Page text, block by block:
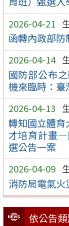
2026-04-21
函轉內政部
2026-04-14
國防部公布
機來臨時：臺
2026-04-13
轉知國立體
才培育計畫—
選公告一案
2026-04-09
消防局電氣
依公告